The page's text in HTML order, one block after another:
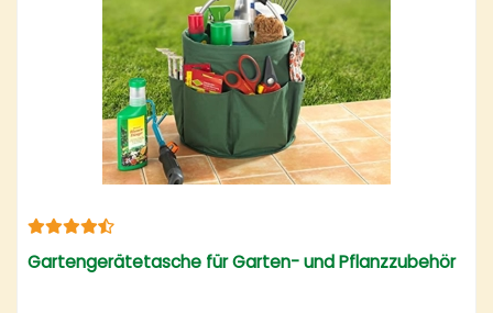
Gartengerätetasche für Garten- und Pflanzzubehör